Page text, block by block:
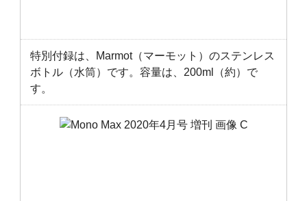
特別付録は、Marmot（マーモット）のステンレス
ボトル（水筒）です。容量は、200ml（約）で
す。